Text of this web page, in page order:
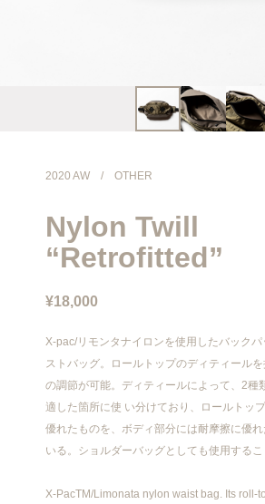
2020 AW / OTHER
Nylon Twill
“Retrofitted”
¥18,000
X-pac/リモンタナイロンを使用したバック
ストバッグ。ロールトップのディティール
の調節が可能。ディティールによって、2種
適した箇所に使 い分けており、ロールトッ
優れたものを、ボディ部分には耐摩擦に優
いる。ショルダーバッグとしても使用するこ
X-PacTM/Limonata nylon waist bag. Its roll-